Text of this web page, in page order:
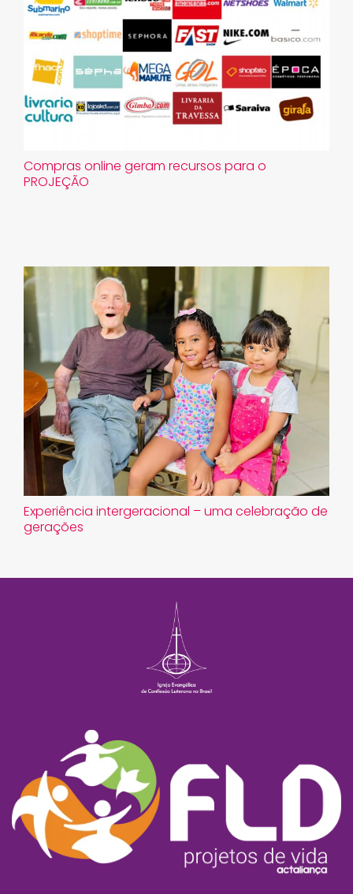
Compras online geram recursos para o
PROJEÇÃO
Experiência intergeracional – uma celebração de
gerações